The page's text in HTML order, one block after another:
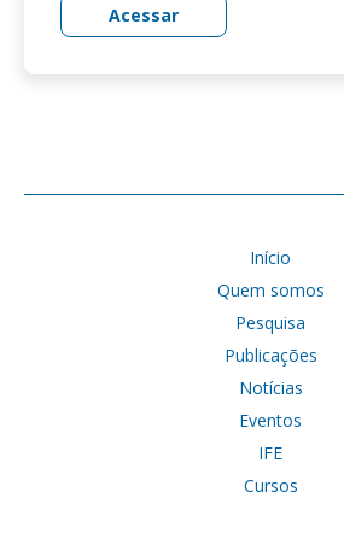
Acessar
Início
Quem somos
Pesquisa
Publicações
Notícias
Eventos
IFE
Cursos